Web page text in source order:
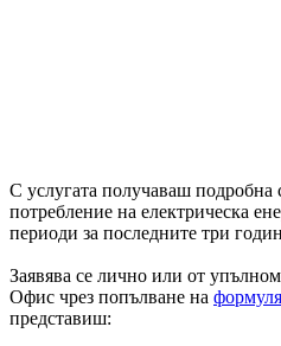
С услугата получаваш подробна
потребление на електрическа
периоди за последните три
Заявява се лично или от
Офис чрез попълване на
представиш: